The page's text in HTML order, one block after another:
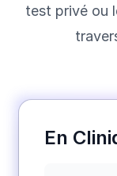
test privé ou
En